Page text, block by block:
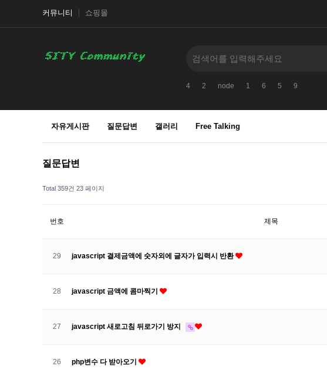
커뮤니티 쇼핑몰
4 2 node 1 6 5 9
자유게시판 질문답변 갤러리 Free Talking
질문답변
Total 359건 23 페이지
번호 제목
29 javascript 결제금액에 숫자외에 글자가 입력시 반환
28 javascript 금액에 콤마찍기
27 javascript 새로고침 뒤로가기 방지
26 php변수 다 받아오기